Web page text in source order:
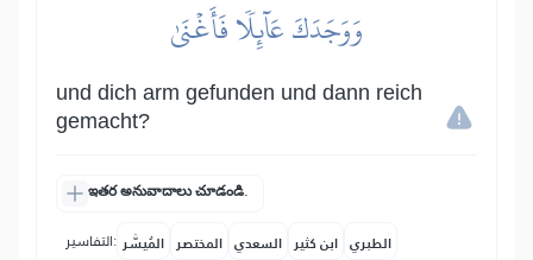
وَوَجَدَكَ عَآئِلٗا فَأَغۡنَىٰ
und dich arm gefunden und dann reich
gemacht?
ఇతర అనువాదాలు చూడండి.
التفاسير: المُيسَّر المختصر السعدي ابن كثير الطبري